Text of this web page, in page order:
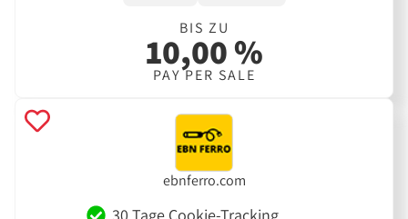
BIS ZU
10,00 %
PAY PER SALE
ebnferro.com
30 Tage Cookie-Tracking